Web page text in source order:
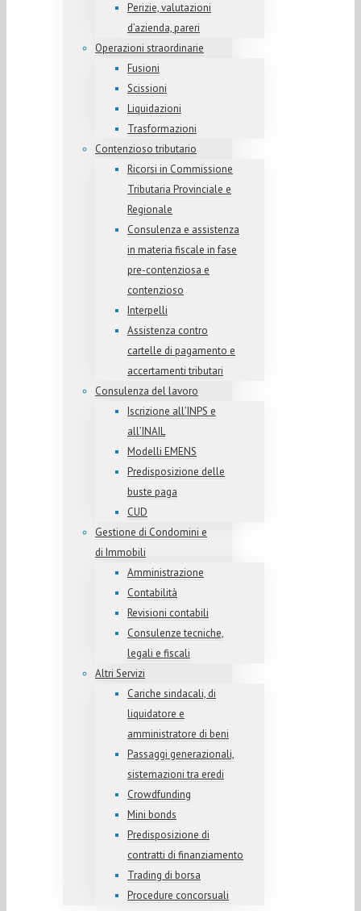
Perizie, valutazioni
d’azienda, pareri
Operazioni straordinarie
Fusioni
Scissioni
Liquidazioni
Trasformazioni
Contenzioso tributario
Ricorsi in Commissione
Tributaria Provinciale e
Regionale
Consulenza e assistenza
in materia fiscale in fase
pre-contenziosa e
contenzioso
Interpelli
Assistenza contro
cartelle di pagamento e
accertamenti tributari
Consulenza del lavoro
Iscrizione all’INPS e
all’INAIL
Modelli EMENS
Predisposizione delle
buste paga
CUD
Gestione di Condomini e
di Immobili
Amministrazione
Contabilità
Revisioni contabili
Consulenze tecniche,
legali e fiscali
Altri Servizi
Cariche sindacali, di
liquidatore e
amministratore di beni
Passaggi generazionali,
sistemazioni tra eredi
Crowdfunding
Mini bonds
Predisposizione di
contratti di finanziamento
Trading di borsa
Procedure concorsuali